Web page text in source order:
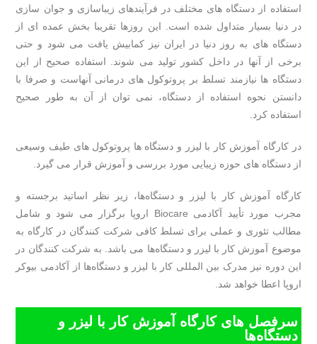
استفاده از دستگاه های مختلف در فرآیندهای زیباسازی و جوان سازی
در دنیا بسیار متداول شده است. این روزها تقریبا بخش عمده ای از
دستگاه های به روز دنیا در ایران نیز کمابیش یافت می شود و حتی
برخی از آنها در داخل کشور تولید می شوند. استفاده صحیح از این
دستگاه ها نیازمند تسلط بر پروتوکول های درمانی آنهاست و صرفا با
دانستن نحوه استفاده از دستگاه، نمی توان از آن به طور صحیح
استفاده کرد.
در کارگاه آموزش کار با لیزر و دستگاه ها پروتوکول های طیف وسیعی
از دستگاه های حوزه زیبایی مورد بررسی و آموزش قرار می گیرد.
کارگاه آموزش کار با لیزر و دستگاه‌ها، زیر نظر اساتید برجسته و
مجرب مورد تأیید آکادمی Biocare اروپا برگزار می شود و شامل
مطالب تئوری و عملی برای تسلط کافی شرکت کنندگان در کارگاه به
موضوع آموزش کار با لیزر و دستگاه‌ها می باشد. به شرکت کنندگان در
این دوره نیز مدرک بین المللی کار با لیزر و دستگاه‌ها از آکادمی بیوکر
اروپا اعطا خواهد شد.
سرفصل های کارگاه آموزش کار با لیزر و
دستگاه‌ها